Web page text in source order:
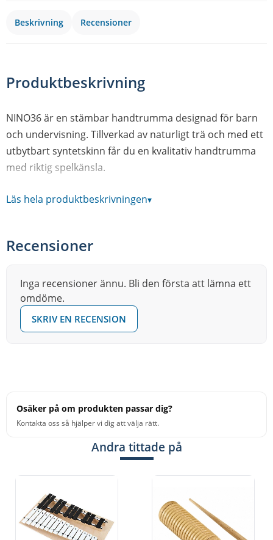
Beskrivning Recensioner
Produktbeskrivning
NINO36 är en stämbar handtrumma designad för barn
och undervisning. Tillverkad av naturligt trä och med ett
utbytbart syntetskinn får du en kvalitativ handtrumma
med riktig spelkänsla.
• Material: Ram av trä med syntetiskt getskinn.
Att få lära sig spela ett instrument och skapa musik i sin
tidiga barndom ger näring till många saker såsom
perception, motorik och förmågan att lära och behålla
information. Att skapa musik bygger också upp
Instrument som bidrar till den personliga utvecklingen
och som mer än väl möter dagens krav för den tidiga
musikutbildningen ifrån förskola till grundskola. Det är
viktigt att poängtera att NINO® Percussion inte är
leksaker. Detta är riktiga musikinstrument, designade
med åtanke på säkerhet, hållbarhet, lockelse och
funktion. Viktigaste av allt är att de låter rätt och är
musikaliska. Faktum är att den enda skillnaden mellan
Läs hela produktbeskrivningen▾
Recensioner
Inga recensioner ännu. Bli den första att lämna ett
omdöme.
SKRIV EN RECENSION
Osäker på om produkten passar dig?
Kontakta oss så hjälper vi dig att välja rätt.
Andra tittade på